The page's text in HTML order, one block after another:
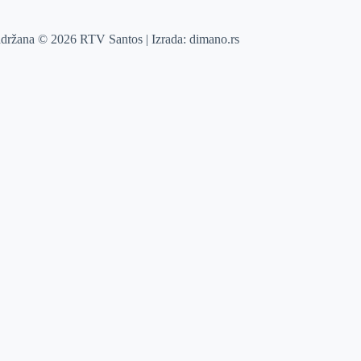
© 2026 RTV Santos | Izrada:dimano.rs